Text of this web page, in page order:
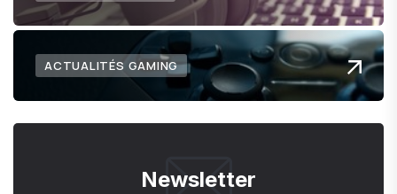
ACTUALITÉS GAMING
Newsletter